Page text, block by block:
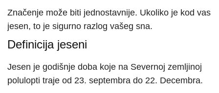
Značenje može biti jednostavnije. Ukoliko je kod vas
jesen, to je sigurno razlog vašeg sna.
Definicija jeseni
Jesen je godišnje doba koje na Severnoj zemljinoj
polulopti traje od 23. septembra do 22. Decembra.